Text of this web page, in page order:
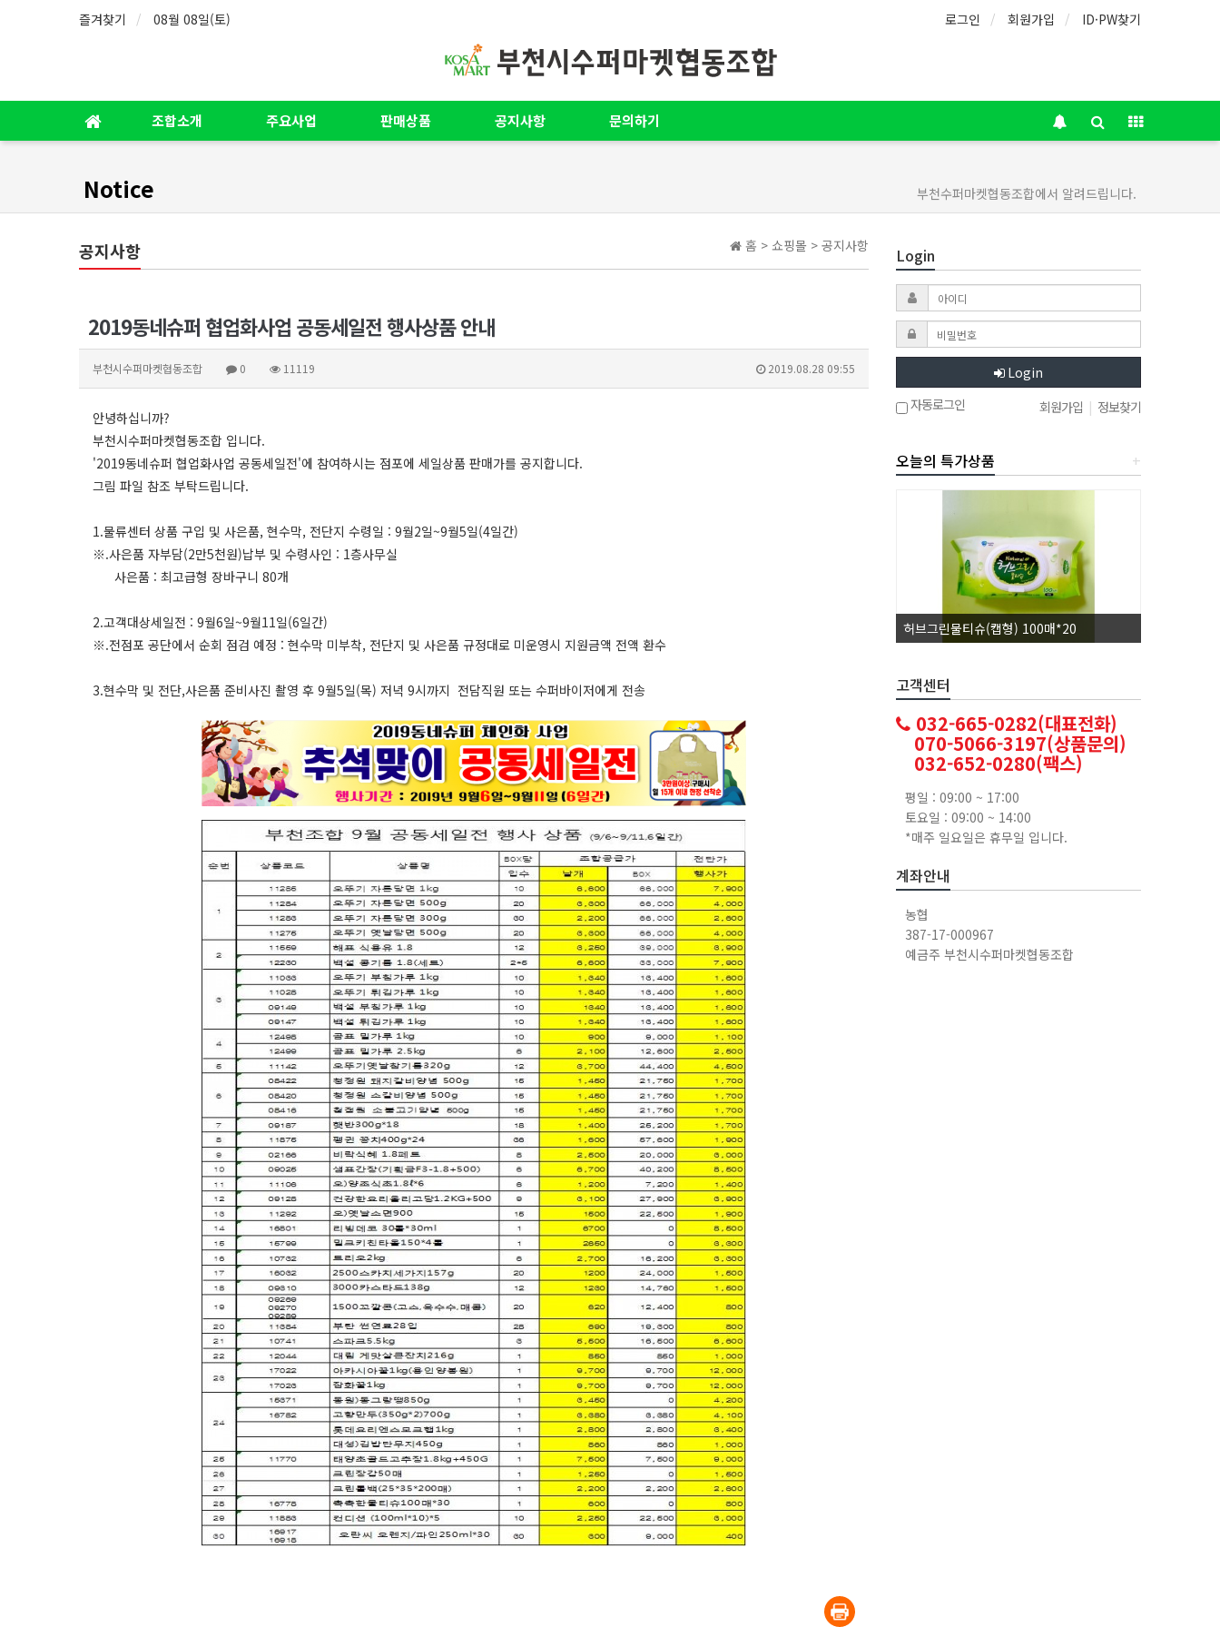
즐겨찾기 08월 08일(토) 로그인 회원가입 ID·PW찾기
조합소개 주요사업 판매상품 공지사항 문의하기
Notice 부천수퍼마켓협동조합에서 알려드립니다.
홈 > 쇼핑몰 > 공지사항
공지사항
2019동네슈퍼 협업화사업 공동세일전 행사상품 안내
부천시수퍼마켓협동조합 0 11119 2019.08.28 09:55
안녕하십니까?
부천시수퍼마켓협동조합 입니다.
'2019동네슈퍼 협업화사업 공동세일전'에 참여하시는 점포에 세일상품 판매가를 공지합니다.
그림 파일 참조 부탁드립니다.
1.물류센터 상품 구입 및 사은품, 현수막, 전단지 수령일 : 9월2일~9월5일(4일간)
※.사은품 자부담(2만5천원)납부 및 수령사인 : 1층사무실
사은품 : 최고급형 장바구니 80개
2.고객대상세일전 : 9월6일~9월11일(6일간)
※.전점포 공단에서 순회 점검 예정 : 현수막 미부착, 전단지 및 사은품 규정대로 미운영시 지원금액 전액 환수
3.현수막 및 전단,사은품 준비사진 촬영 후 9월5일(목) 저녁 9시까지 전담직원 또는 수퍼바이저에게 전송
Login
Login
자동로그인
회원가입 | 정보찾기
+
오늘의 특가상품
허브그린물티슈(캡형) 100매*20
고객센터
032-665-0282(대표전화)
070-5066-3197(상품문의)
032-652-0280(팩스)
평일 : 09:00 ~ 17:00
토요일 : 09:00 ~ 14:00
*매주 일요일은 휴무일 입니다.
계좌안내
농협
387-17-000967
예금주 부천시수퍼마켓협동조합